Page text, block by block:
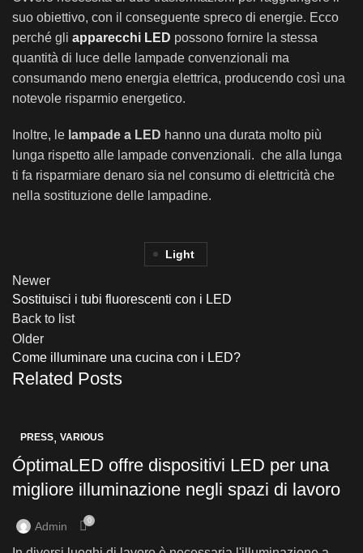
suo obiettivo, con il conseguente spreco di energie. Ecco
perché gli apparecchi LED possono fornire la stessa
quantità di luce delle lampade convenzionali ma
consumando meno energia elettrica, producendo così una
notevole risparmio energetico.
Inoltre, le lampade a LED hanno una durata molto più
lunga rispetto alle lampade convenzionali. che alla lunga
ti fa risparmiare denaro sia nel consumo di elettricità che
nella sostituzione delle lampadine.
Light
Newer
Sostituisci i tubi fluorescenti con i LED
Back to list
Older
Come illuminare una cucina con i LED?
Related Posts
PRESS, VARIOUS
ÓptimaLED offre dispositivi LED per una
migliore illuminazione negli spazi di lavoro
Admin 0